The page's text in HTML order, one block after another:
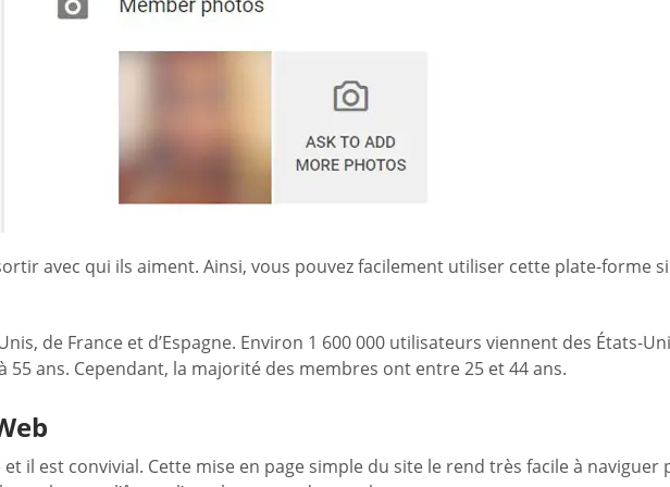
avec qui ils aiment. Ainsi, vous pouvez facilement utiliser cette plate-forme
de France et d’Espagne. Environ 1 600 000 utilisateurs viennent des États-
ans. Cependant, la majorité des membres ont entre 25 et 44 ans.
il est convivial. Cette mise en page simple du site le rend très facile à